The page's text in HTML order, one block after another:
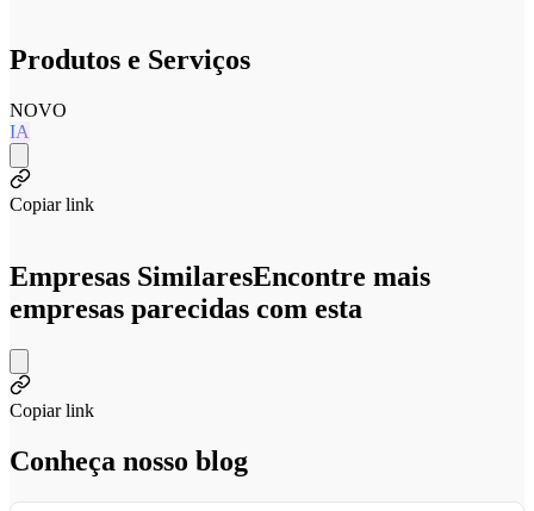
Produtos e Serviços
NOVO
IA
Copiar link
Empresas SimilaresEncontre mais
empresas parecidas com esta
Copiar link
Conheça nosso blog